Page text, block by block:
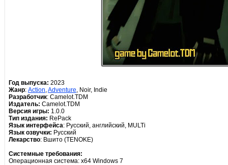
Год выпуска: 2023
Жанр: Action,Adventure, Noir, Indie
Разработчик: Camelot.TDM
Издатель: Camelot.TDM
Версия игры: 1.0.0
Тип издания: RePack
Язык интерфейса: Русский, английский, MULTi
Язык озвучки: Русский
Лекарство: Вшито (TENOKE)
Системные требования:
Операционная система: x64 Windows 7